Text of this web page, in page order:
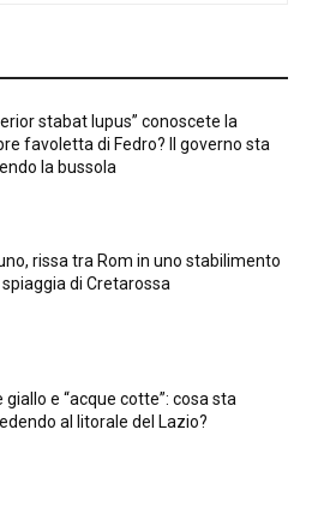
stabat lupus” conoscete la
favoletta di Fedro? Il governo sta
la bussola
rissa tra Rom in uno stabilimento
di Cretarossa
giallo e “acque cotte”: cosa sta
al litorale del Lazio?